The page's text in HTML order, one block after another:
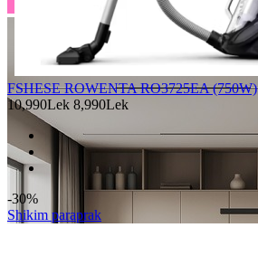
FSHESE ROWENTA RO3725EA (750W)
10,990Lek 8,990Lek
-30%
Shikim paraprak